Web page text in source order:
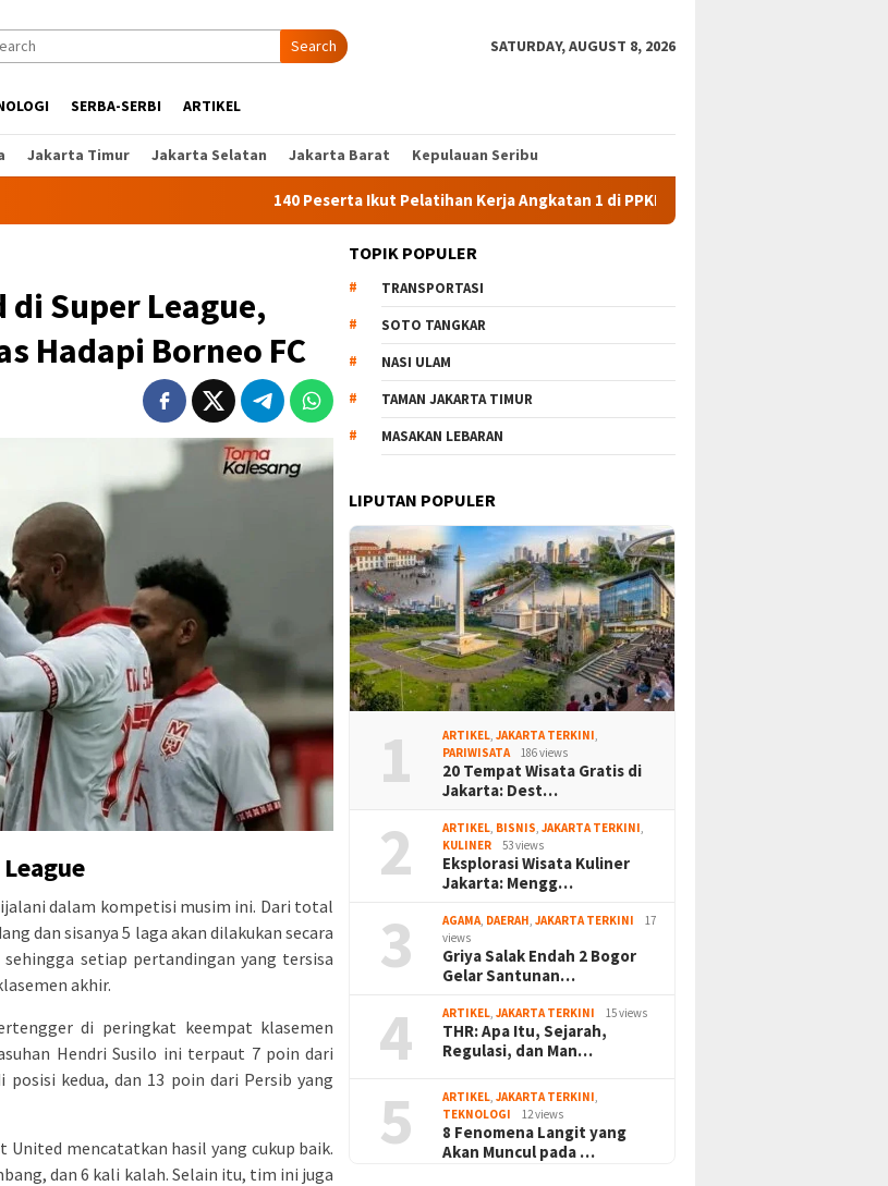
Search SATURDAY, AUGUST 8, 2026
SERBA-SERBI ARTIKEL
Jakarta Timur Jakarta Selatan Jakarta Barat Kepulauan Seribu
140 Peserta Ikut Pelatihan Kerja Angkatan 1 di PPKD Jaksel
di Super League,
Hadapi Borneo FC
dalam kompetisi musim ini. Dari total
dan sisanya 5 laga akan dilakukan secara
setiap pertandingan yang tersisa
akhir.
di peringkat keempat klasemen
Hendri Susilo ini terpaut 7 poin dari
kedua, dan 13 poin dari Persib yang
mencatatkan hasil yang cukup baik.
dan 6 kali kalah. Selain itu, tim ini juga
TOPIK POPULER
TRANSPORTASI
SOTO TANGKAR
NASI ULAM
TAMAN JAKARTA TIMUR
MASAKAN LEBARAN
LIPUTAN POPULER
1 ARTIKEL ,JAKARTA TERKINI
PARIWISATA
186 views
20 Tempat Wisata Gratis di
Jakarta: Dest…
2 ARTIKEL BISNIS ,JAKARTA TERKINI
KULINER
53 views
Eksplorasi Wisata Kuliner
Jakarta: Mengg…
3 AGAMA DAERAH ,JAKARTA TERKINI
17
views
Griya Salak Endah 2 Bogor
Gelar Santunan…
4 ARTIKEL ,JAKARTA TERKINI 15 views
THR: Apa Itu, Sejarah,
Regulasi, dan Man…
5 ARTIKEL ,JAKARTA TERKINI
TEKNOLOGI
12 views
8 Fenomena Langit yang
Akan Muncul pada …